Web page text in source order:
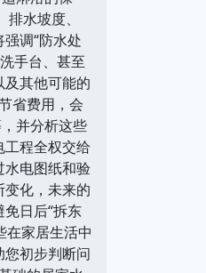
水坡度、
调“防水处
手台、甚至
其他可能的
省费用，会
并分析这些
工程全权交给
电图纸和验
变化，未来的
日后“拆东
在家居生活中
初步判断问